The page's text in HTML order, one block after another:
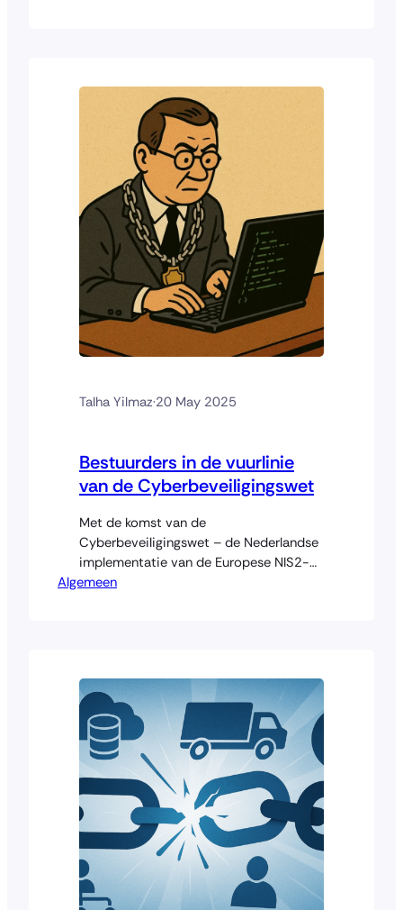
maar juist een manier om systemen
slim, beheersbaar en veilig in…
Talha Yilmaz·20 May 2025
Bestuurders in de vuurlinie
van de Cyberbeveiligingswet
Met de komst van de
Cyberbeveiligingswet – de Nederlandse
implementatie van de Europese NIS2-
richtlijn – verschuift de
krijgen niet alleen een toezichthoudende
rol, maar worden ook persoonlijk
verantwoordelijk voor kennis en
besluitvorming rond cyberbeveiliging.
Waar eerdere wetgeving zoals…
Algemeen